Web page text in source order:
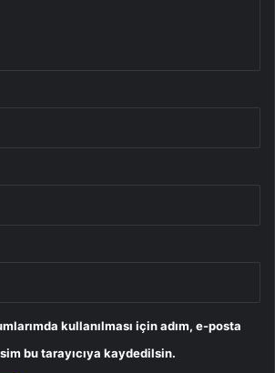
kullanılması için adım, e-posta
bu tarayıcıya kaydedilsin.